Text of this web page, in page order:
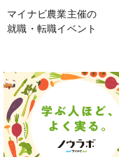
マイナビ農業主催の
就職・転職イベント